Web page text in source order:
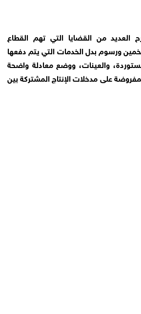
العديد من القضايا التي تهم القطاع
ورسوم بدل الخدمات التي يتم دفعها
والعينات، ووضع معادلة واضحة
على مدخلات الإنتاج المشتركة بين